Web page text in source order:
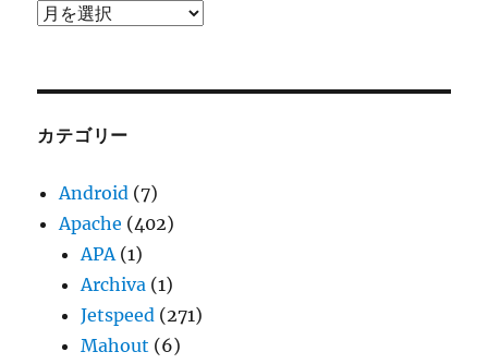
ア
ブ
カテゴリー
Android (7)
Apache (402)
APA(1)
Archiva (1)
Jetspeed (271)
Mahout (6)